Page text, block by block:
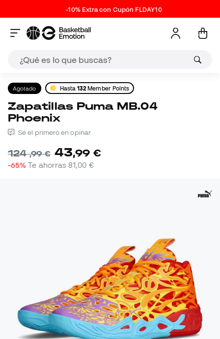
-10% Extra con Cupón FLDAY10
Agotado Hasta132 Member Points
Zapatillas Puma MB.04
Phoenix
Sé el primero en opinar
124,99 € 43,99 €
-65% Te ahorras81,00 €